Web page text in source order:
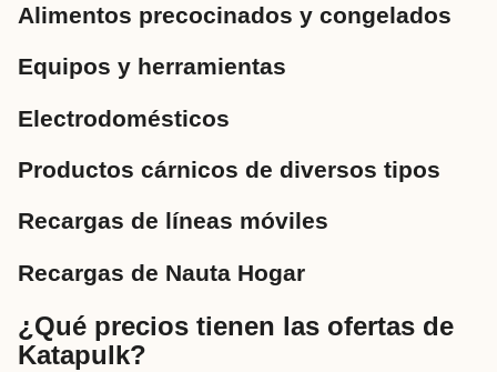
Alimentos precocinados y congelados
Equipos y herramientas
Electrodomésticos
Productos cárnicos de diversos tipos
Recargas de líneas móviles
Recargas de Nauta Hogar
¿Qué precios tienen las ofertas de
Katapulk?